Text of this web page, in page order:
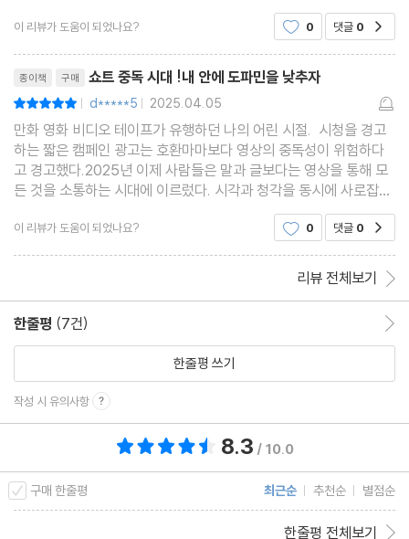
부록 도파민 10문 10답 | 주 | 참고문헌
이 리뷰가 도움이 되었나요? 0 댓글 0
종이책 구매 쇼트 중독 시대 !내 안에 도파민을 낮추자
| d*****5 | 2025.04.05
만화 영화 비디오 테이프가 유행하던 나의 어린 시절. 시청을 경고
하는 짧은 캠페인 광고는 호환마마보다 영상의 중독성이 위험하다
고 경고했다.2025년 이제 사람들은 말과 글보다는 영상을 통해 모
든 것을 소통하는 시대에 이르렀다. 시각과 청각을 동시에 사로잡는
텔레비전이 바보 상자라고 불리우던 시대를 넘어 이제는 매 순간 자
극적이고 중독적인 컨텐츠들이 쏟아지고 있다 . 혹
이 리뷰가 도움이 되었나요? 0 댓글 0
리뷰 전체보기
한줄평 (7건)
한줄평 쓰기
작성 시 유의사항
8.3 / 10.0
구매 한줄평 최근순 추천순 별점순
한줄평 전체보기